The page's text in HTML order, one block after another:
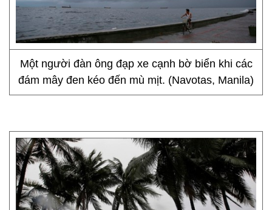
Một người đàn ông đạp xe cạnh bờ biển khi các
đám mây đen kéo đến mù mịt. (Navotas, Manila)